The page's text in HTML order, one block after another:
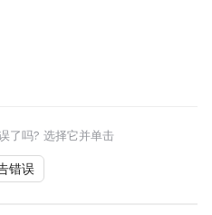
了吗? 选择它并单击
错误